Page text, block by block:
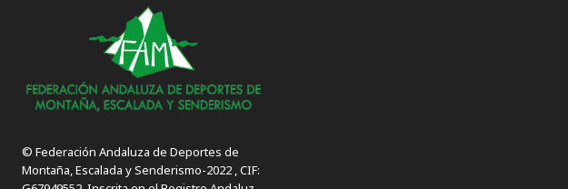
© Federación Andaluza de Deportes de
Montaña, Escalada y Senderismo-2022 , CIF: